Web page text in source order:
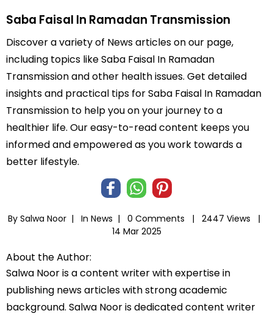
Saba Faisal In Ramadan Transmission
Discover a variety of News articles on our page,
including topics like Saba Faisal In Ramadan
Transmission and other health issues. Get detailed
insights and practical tips for Saba Faisal In Ramadan
Transmission to help you on your journey to a
healthier life. Our easy-to-read content keeps you
informed and empowered as you work towards a
better lifestyle.
By Salwa Noor | In News | 0 Comments |
2447 Views |
14 Mar 2025
About the Author:
Salwa Noor is a content writer with expertise in
publishing news articles with strong academic
background. Salwa Noor is dedicated content writer